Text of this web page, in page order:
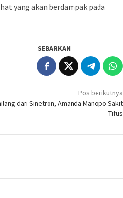
yang akan berdampak pada
SEBARKAN
Pos berikutnya
dari Sinetron, Amanda Manopo Sakit
Tifus